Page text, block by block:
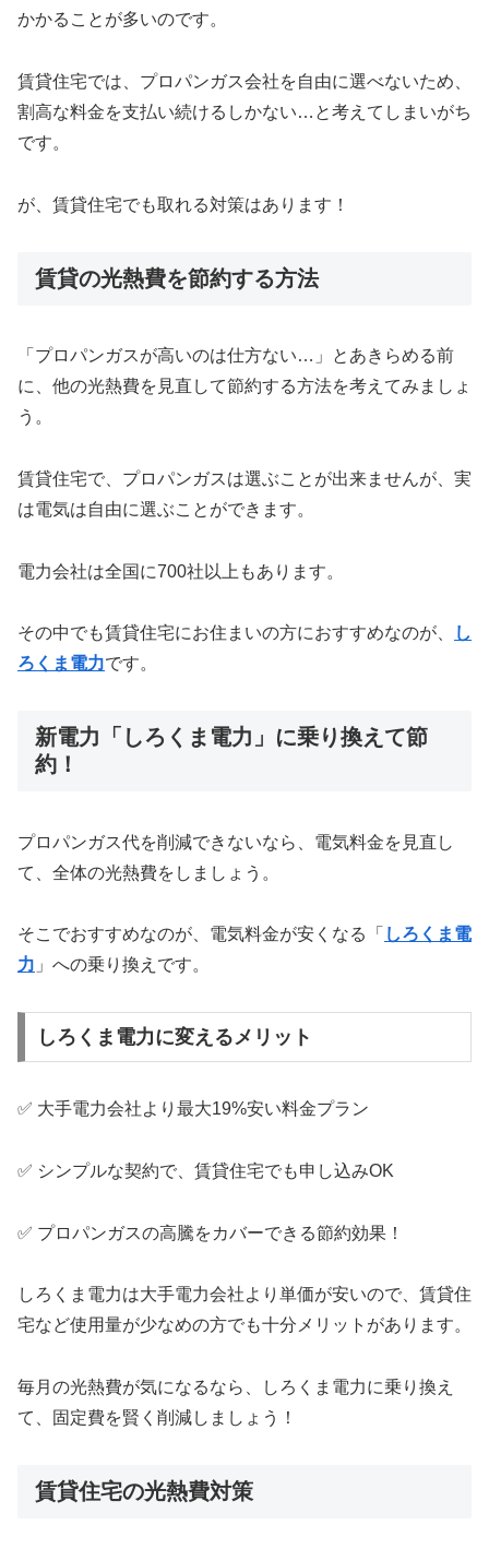
かかることが多いのです。
賃貸住宅では、プロパンガス会社を自由に選べないため、
割高な料金を支払い続けるしかない…と考えてしまいがち
です。
が、賃貸住宅でも取れる対策はあります！
賃貸の光熱費を節約する方法
「プロパンガスが高いのは仕方ない…」とあきらめる前
に、他の光熱費を見直して節約する方法を考えてみましょ
う。
賃貸住宅で、プロパンガスは選ぶことが出来ませんが、実
は電気は自由に選ぶことができます。
電力会社は全国に700社以上もあります。
その中でも賃貸住宅にお住まいの方におすすめなのが、
し
ろくま電力です。
新電力「しろくま電力」に乗り換えて節
約！
プロパンガス代を削減できないなら、電気料金を見直し
て、全体の光熱費をしましょう。
そこでおすすめなのが、電気料金が安くなる「 しろくま電
力 」への乗り換えです。
しろくま電力に変えるメリット
✅ 大手電力会社より最大19%安い料金プラン
✅ シンプルな契約で、賃貸住宅でも申し込みOK
✅ プロパンガスの高騰をカバーできる節約効果！
しろくま電力は大手電力会社より単価が安いので、賃貸住
宅など使用量が少なめの方でも十分メリットがあります。
毎月の光熱費が気になるなら、しろくま電力に乗り換え
て、固定費を賢く削減しましょう！
賃貸住宅の光熱費対策